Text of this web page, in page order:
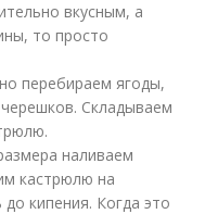
вкусным, а
то просто
перебираем ягоды,
Складываем
наливаем
кастрюлю на
кипения. Когда это